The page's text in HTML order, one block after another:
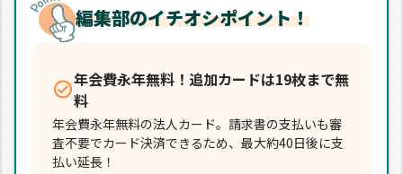
編集部のイチオシポイント！
年会費永年無料！追加カードは19枚まで無
料
年会費永年無料の法人カード。請求書の支払いも審
査不要でカード決済できるため、最大約40日後に支
払い延長！